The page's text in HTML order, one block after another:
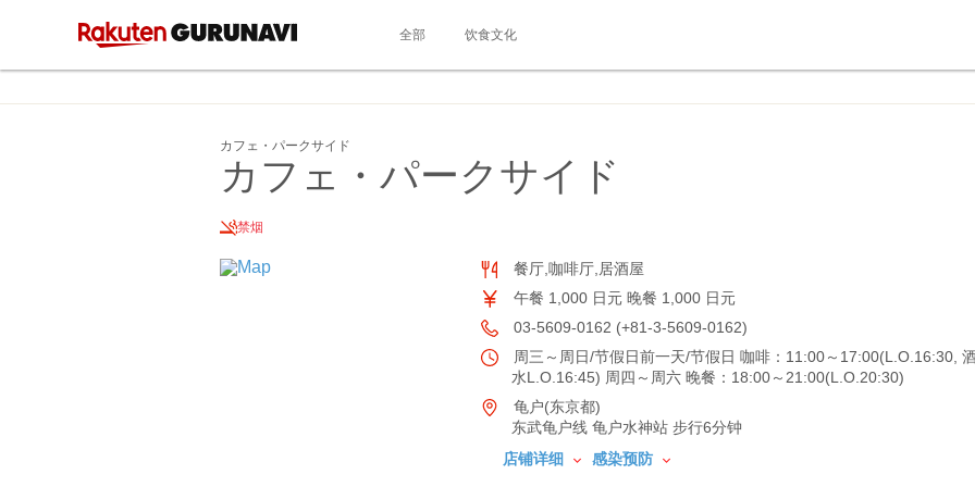
全部 饮食文化
カフェ・パークサイド
カフェ・パークサイド
禁烟
餐厅,咖啡厅,居酒屋
午餐 1,000 日元 晚餐 1,000 日元
03-5609-0162 (+81-3-5609-0162)
周三～周日/节假日前一天/节假日 咖啡：11:00～17:00(L.O.16:30,
水L.O.16:45) 周四～周六 晚餐：18:00～21:00(L.O.20:30)
龟户(东京都)
东武龟户线 龟户水神站 步行6分钟
店铺详细
感染预防